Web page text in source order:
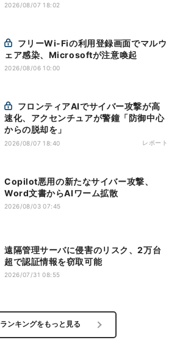
2026/08/07 18:02
ェア感染、Microsoftが注意喚起
2026/08/06 10:00
速化、アクセンチュアが警鐘「防御中心
からの脱却を」
2026/08/07 18:40 レポート
Copilot悪用の新たなサイバー攻撃、
Word文書からAIワーム拡散
2026/08/03 07:45
遠隔管理サーバに侵害のリスク、2万台
超で認証情報を窃取可能
2026/07/31 08:55
ランキングをもっと見る